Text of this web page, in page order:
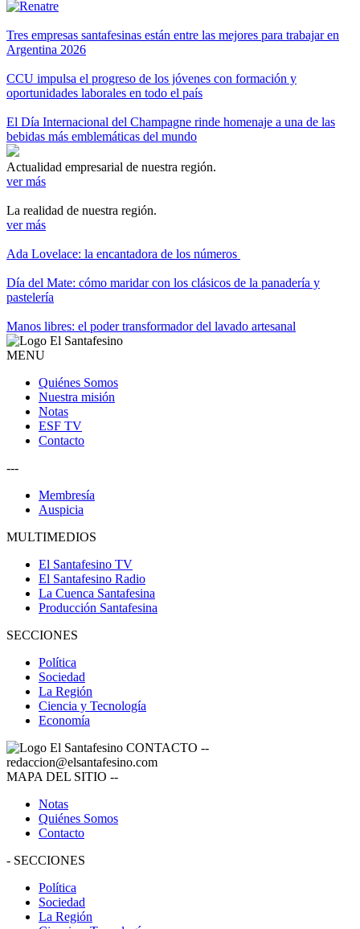
Tres empresas santafesinas están entre las mejores para trabajar en
Argentina 2026
CCU impulsa el progreso de los jóvenes con formación y
oportunidades laborales en todo el país
El Día Internacional del Champagne rinde homenaje a una de las
bebidas más emblemáticas del mundo
Actualidad empresarial de nuestra región.
ver más
La realidad de nuestra región.
ver más
Ada Lovelace: la encantadora de los números
Día del Mate: cómo maridar con los clásicos de la panadería y
pastelería
Manos libres: el poder transformador del lavado artesanal
MENU
Quiénes Somos
Nuestra misión
Notas
ESF TV
Contacto
---
Membresía
Auspicia
MULTIMEDIOS
El Santafesino TV
El Santafesino Radio
La Cuenca Santafesina
Producción Santafesina
SECCIONES
Política
Sociedad
La Región
Ciencia y Tecnología
Economía
CONTACTO --
redaccion@elsantafesino.com
MAPA DEL SITIO --
Notas
Quiénes Somos
Contacto
- SECCIONES
Política
Sociedad
La Región